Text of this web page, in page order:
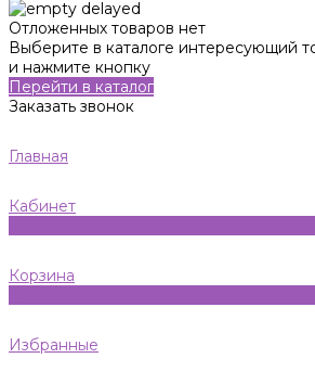
Отложенных товаров нет
Выберите в каталоге интересующий
и нажмите кнопку
Перейти в каталог
Заказать звонок
Главная
Кабинет
Корзина
Избранные